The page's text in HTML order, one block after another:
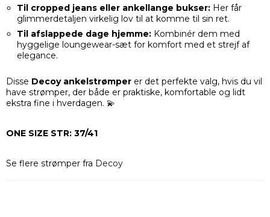
Til cropped jeans eller ankellange bukser:Her får
glimmerdetaljen virkelig lov til at komme til sin ret.
Til afslappede dage hjemme:Kombinér dem med
hyggelige loungewear-sæt for komfort med et strejf af
elegance.
Disse Decoy ankelstrømper er det perfekte valg, hvis du vil
have strømper, der både er praktiske, komfortable og lidt
ekstra fine i hverdagen. 💫
ONE SIZE STR: 37/41
Se flere strømper fra Decoy